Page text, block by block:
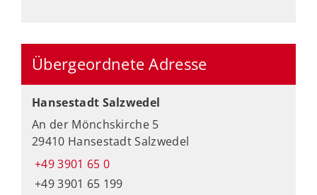
Übergeordnete Adresse
Hansestadt Salzwedel
An der Mönchskirche 5
29410 Hansestadt Salzwedel
+49 3901 65 0
+49 3901 65 199